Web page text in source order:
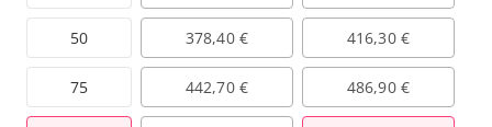
50
75
378,40 € 416,30 €
442,70 € 486,90 €